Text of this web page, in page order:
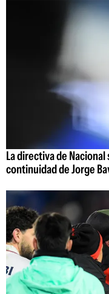
La directiva de
continuidad de Jorge